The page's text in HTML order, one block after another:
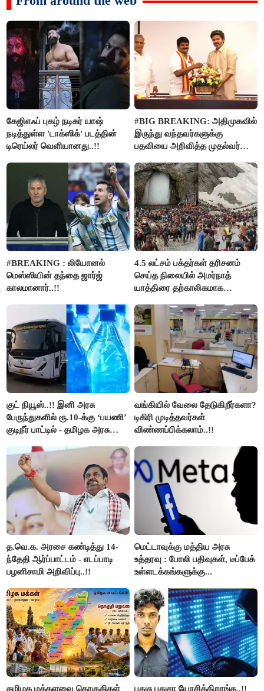
கேஜிஎஃப் புகழ் நடிகர் யாஷ்
நடித்துள்ள 'டாக்‌ஸிக்' படத்தின்
டிரெய்லர் வெளியானது..!!
#BIG BREAKING: அதிமுகவில்
இருந்து வந்தவர்களுக்கு
பதவியை அறிவித்த முதல்வர்
#BREAKING : லியோனல்
மெஸ்ஸியின் தந்தை ஜார்ஜ்
காலமானார்..!!
4.5 லட்சம் பக்தர்கள் தரிசனம்
செய்த நிலையில் அமர்நாத்
யாத்திரை தற்காலிகமாக
குட் நியூஸ்..!! இனி அரசு
பேருந்துகளில் ரூ.10-க்கு ‘பயணி’
குடிநீர் பாட்டில் - தமிழக அரசு
வங்கியில் வேலை தேடுகிறீர்களா?
டிகிரி முடித்தவர்கள்
விண்ணப்பிக்கலாம்..!!
த.வெ.க. அரசை கண்டித்து 14-
ந்தேதி ஆர்ப்பாட்டம் - எடப்பாடி
பழனிசாமி அறிவிப்பு..!!
மெட்டாவுக்கு மத்திய அரசு
உத்தரவு : போலி பதிவுகள், டீப்பேக்
உள்ளடக்கங்களுக்கு...
தமிழக மக்களவை தொகுதிகள் புதுசு புதுசா யோசிக்கிறாங்க..!!